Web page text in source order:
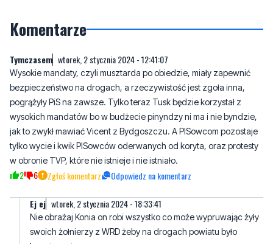
Komentarze
Tymczasem wtorek, 2 stycznia 2024 - 12:41:07
Wysokie mandaty, czyli musztarda po obiedzie, miały zapewnić
bezpieczeństwo na drogach, a rzeczywistość jest zgoła inna,
pogrążyły PiS na zawsze. Tylko teraz Tusk będzie korzystał z
wysokich mandatów bo w budżecie pinyndzy ni ma i nie byndzie,
jak to zwykł mawiać Vicent z Bydgoszczu. A PISowcom pozostaje
tylko wycie i kwik PISowców oderwanych od koryta, oraz protesty
w obronie TVP, które nie istnieje i nie istniało.
2 6 Zgłoś komentarz Odpowiedz na komentarz
Ej ej wtorek, 2 stycznia 2024 - 18:33:41
Nie obrażaj Konia on robi wszystko co może wypruwając żyły
swoich żołnierzy z WRD żeby na drogach powiatu było